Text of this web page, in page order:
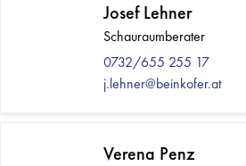
Josef Lehner
Schauraumberater
0732/655 255 17
j.lehner@beinkofer.at
Verena Penz